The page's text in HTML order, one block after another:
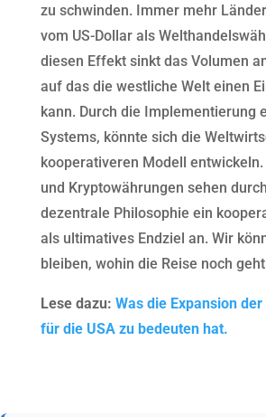
zu schwinden. Immer mehr
vom US-Dollar als
diesen Effekt sinkt das Volumen
auf das die westliche Welt einen
kann. Durch die Implementierung
Systems, könnte sich die
kooperativeren Modell
und Kryptowährungen sehen
dezentrale Philosophie ein
als ultimatives Endziel an. Wir
bleiben, wohin die Reise noch
Lese dazu: Was die Expansion
für die USA zu bedeuten hat.